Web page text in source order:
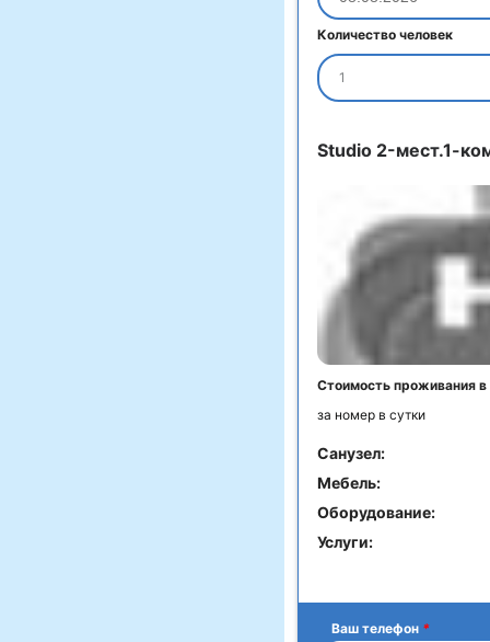
Стоимость проживания
за номер в сутки
Studio 2-мест.1-
Санузел:
Мебель:
Оборудование:
Услуги:
Количество человек
1
Ваш телефон *